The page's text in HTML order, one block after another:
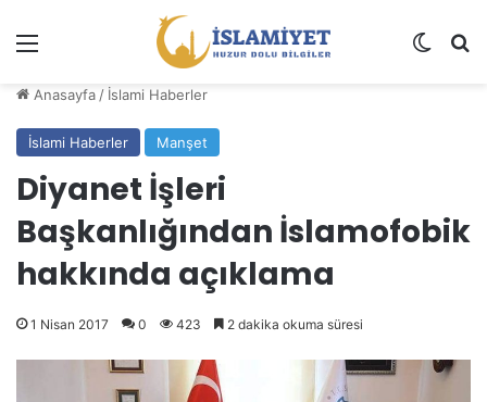
Dış
Anasayfa / İslami Haberler
İslami Haberler Manşet
Diyanet İşleri
Başkanlığından İslamofobik
hakkında açıklama
1 Nisan 2017 0 423 2 dakika okuma süresi